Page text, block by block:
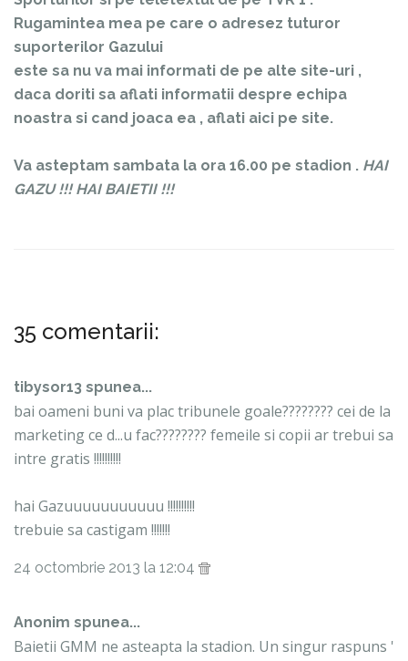
Rugamintea mea pe care o adresez tuturor
suporterilor Gazului
este sa nu va mai informati de pe alte site-uri ,
daca doriti sa aflati informatii despre echipa
noastra si cand joaca ea , aflati aici pe site.
Va asteptam sambata la ora 16.00 pe stadion . HAI
GAZU !!! HAI BAIETII !!!
35 comentarii:
tibysor13 spunea...
bai oameni buni va plac tribunele goale???????? cei de la
marketing ce d...u fac???????? femeile si copii ar trebui sa
intre gratis !!!!!!!!!!
hai Gazuuuuuuuuuuu !!!!!!!!!!
trebuie sa castigam !!!!!!!
24 octombrie 2013 la 12:04
Anonim spunea...
Baietii GMM ne asteapta la stadion. Un singur raspuns '